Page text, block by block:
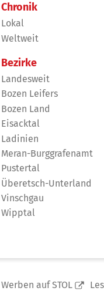
Chronik
Lokal
Weltweit
Bezirke
Landesweit
Bozen Leifers
Bozen Land
Eisacktal
Ladinien
Meran-Burggrafenamt
Pustertal
Überetsch-Unterland
Vinschgau
Wipptal
Werben auf STOL